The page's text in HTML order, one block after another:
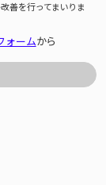
善を行ってまいりま
ォームから